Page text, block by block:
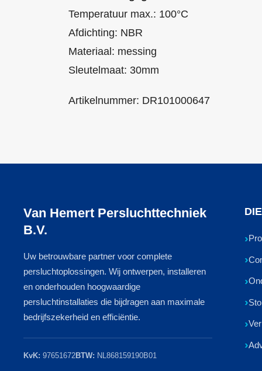
Temperatuur max.: 100°C
Afdichting: NBR
Materiaal: messing
Sleutelmaat: 30mm
Artikelnummer: DR101000647
Van Hemert Persluchttechniek
B.V.
Uw betrouwbare partner voor complete
persluchtoplossingen. Wij ontwerpen, installeren
en onderhouden hoogwaardige
persluchtinstallaties die bijdragen aan maximale
bedrijfszekerheid en efficiëntie.
KvK: 97651672BTW: NL868159190B01